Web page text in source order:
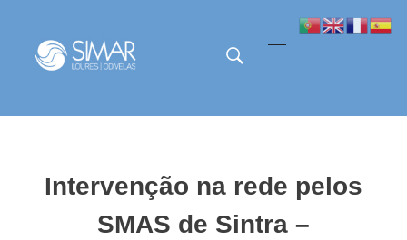
Intervenção na rede pelos
SMAS de Sintra –